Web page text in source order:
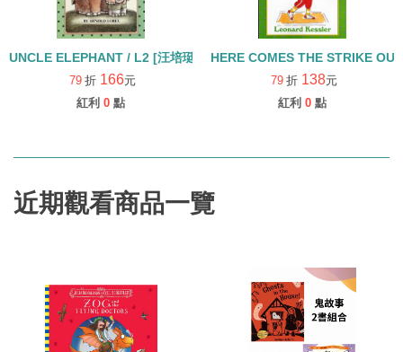
UNCLE ELEPHANT / L2 [汪培珽英文書單]
79 折 166元
紅利 0 點
79 折 138元
紅利 0 點
近期觀看商品一覽